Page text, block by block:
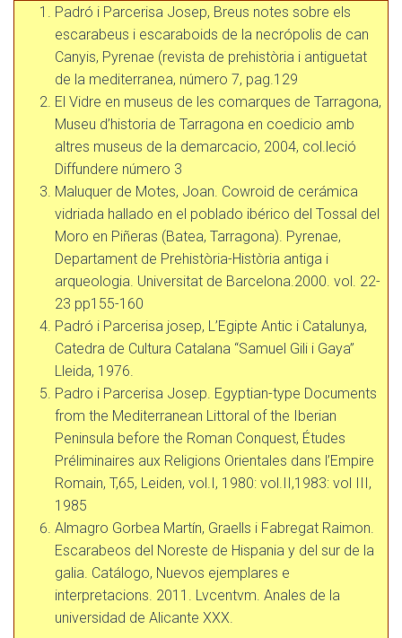
Padró i Parcerisa Josep, Breus notes sobre els
escarabeus i escaraboids de la necrópolis de can
Canyis, Pyrenae (revista de prehistòria i antiguetat
de la mediterranea, número 7, pag.129
El Vidre en museus de les comarques de Tarragona,
Museu d’historia de Tarragona en coedicio amb
altres museus de la demarcacio, 2004, col.leció
Diffundere número 3
Maluquer de Motes, Joan. Cowroid de cerámica
vidriada hallado en el poblado ibérico del Tossal del
Moro en Piñeras (Batea, Tarragona). Pyrenae,
Departament de Prehistòria-Història antiga i
arqueologia. Universitat de Barcelona.2000. vol. 22-
23 pp155-160
Padró i Parcerisa josep, L’Egipte Antic i Catalunya,
Catedra de Cultura Catalana “Samuel Gili i Gaya”
Lleida, 1976.
Padro i Parcerisa Josep. Egyptian-type Documents
from the Mediterranean Littoral of the Iberian
Peninsula before the Roman Conquest, Études
Préliminaires aux Religions Orientales dans l’Empire
Romain, T,65, Leiden, vol.I, 1980: vol.II,1983: vol III,
1985
Almagro Gorbea Martín, Graells i Fabregat Raimon.
Escarabeos del Noreste de Hispania y del sur de la
galia. Catálogo, Nuevos ejemplares e
interpretacions. 2011. Lvcentvm. Anales de la
universidad de Alicante XXX.